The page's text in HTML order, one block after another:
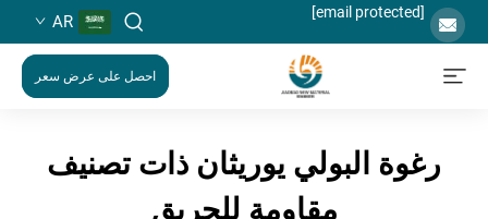
[email protected]
AR
احصل على عرض سعر
رغوة البولي يوريثان ذات تصنيف
مقاومة للحريق